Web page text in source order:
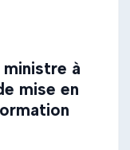
à
mise en